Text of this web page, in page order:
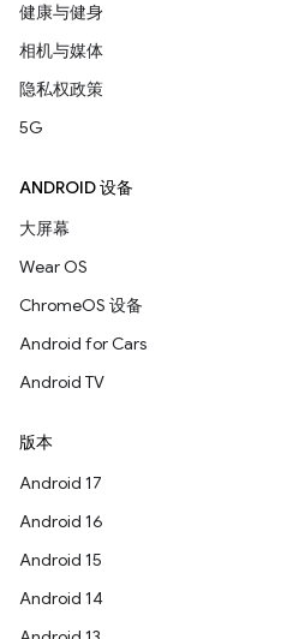
健康与健身
相机与媒体
隐私权政策
5G
ANDROID 设备
大屏幕
Wear OS
ChromeOS 设备
Android for Cars
Android TV
版本
Android 17
Android 16
Android 15
Android 14